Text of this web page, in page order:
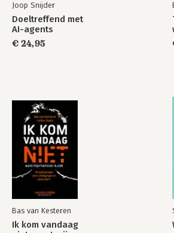
Joop Snijder
Doeltreffend met
AI-agents
€ 24,95
Bas van Kesteren
Ik kom vandaag